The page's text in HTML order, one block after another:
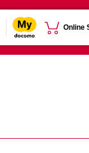
Online